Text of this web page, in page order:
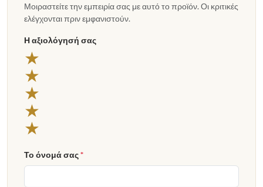
Μοιραστείτε την εμπειρία σας με αυτό το προϊόν. Οι κριτικές
ελέγχονται πριν εμφανιστούν.
Η αξιολόγησή σας
★
★
★
★
★
Το όνομά σας*